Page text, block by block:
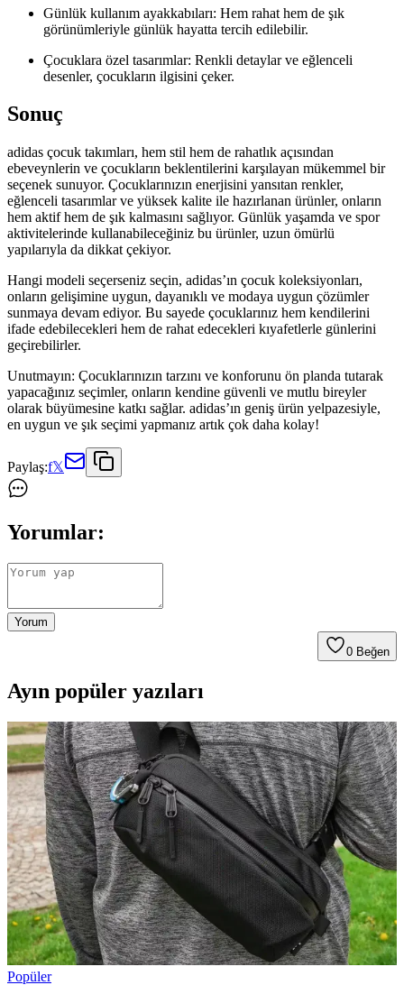
Günlük kullanım ayakkabıları: Hem rahat hem de şık
görünümleriyle günlük hayatta tercih edilebilir.
Çocuklara özel tasarımlar: Renkli detaylar ve eğlenceli
desenler, çocukların ilgisini çeker.
Sonuç
adidas çocuk takımları, hem stil hem de rahatlık açısından
ebeveynlerin ve çocukların beklentilerini karşılayan mükemmel bir
seçenek sunuyor. Çocuklarınızın enerjisini yansıtan renkler,
eğlenceli tasarımlar ve yüksek kalite ile hazırlanan ürünler, onların
hem aktif hem de şık kalmasını sağlıyor. Günlük yaşamda ve spor
aktivitelerinde kullanabileceğiniz bu ürünler, uzun ömürlü
yapılarıyla da dikkat çekiyor.
Hangi modeli seçerseniz seçin, adidas’ın çocuk koleksiyonları,
onların gelişimine uygun, dayanıklı ve modaya uygun çözümler
sunmaya devam ediyor. Bu sayede çocuklarınız hem kendilerini
ifade edebilecekleri hem de rahat edecekleri kıyafetlerle günlerini
geçirebilirler.
Unutmayın: Çocuklarınızın tarzını ve konforunu ön planda tutarak
yapacağınız seçimler, onların kendine güvenli ve mutlu bireyler
olarak büyümesine katkı sağlar. adidas’ın geniş ürün yelpazesiyle,
en uygun ve şık seçimi yapmanız artık çok daha kolay!
Paylaş:f𝕏
Yorumlar:
Yorum
0 Beğen
Ayın popüler yazıları
Popüler